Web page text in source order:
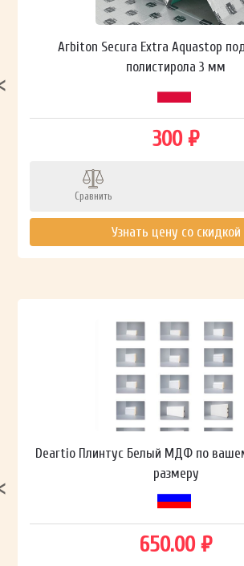
Arbiton Secura Extra Aquastop
полистирола 3 мм
300 ₽
Сравнить
Узнать цену со скидкой
Deartio Плинтус Белый МДФ по
размеру
650.00 ₽